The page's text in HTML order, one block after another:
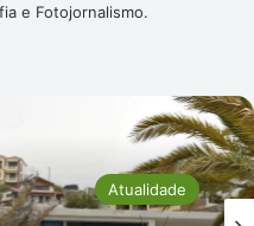
e Fotojornalismo.
Atualidade